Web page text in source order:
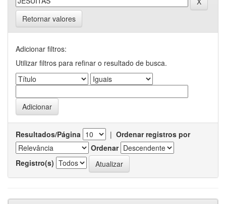
Retornar valores
Adicionar filtros:
Utilizar filtros para refinar o resultado de busca.
Resultados/Página | Ordenar registros por
Ordenar
Registro(s)